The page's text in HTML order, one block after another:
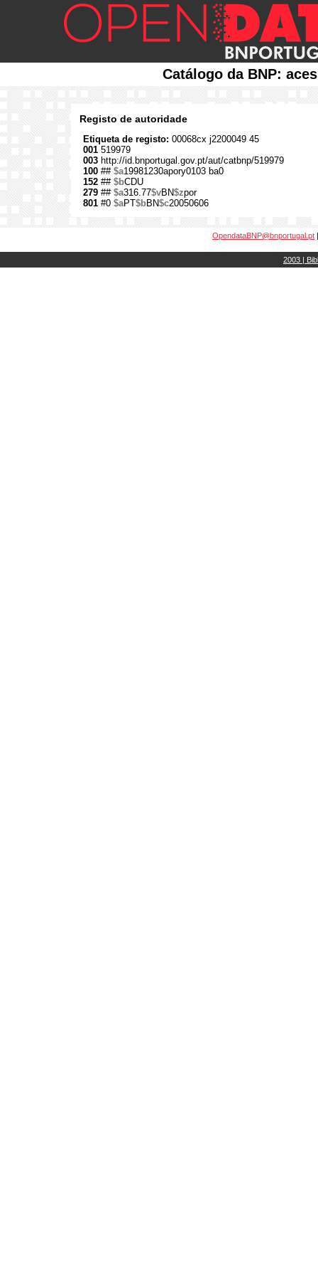
Catálogo da BNP:
Registo de autoridade
Etiqueta de registo: 00068cx j2200049 45
001 519979
003 http://id.bnportugal.gov.pt/aut/catbnp/519979
100 ## $a19981230apory0103 ba0
152 ## $bCDU
279 ## $a316.77$vBN$zpor
801 #0 $aPT$bBN$c20050606
OpendataBNP@bnportugal.pt
2003 |